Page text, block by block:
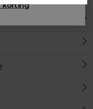
korting